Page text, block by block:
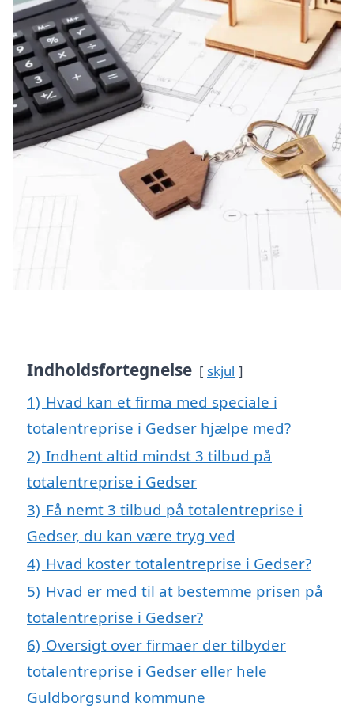
Indholdsfortegnelse skjul
1) Hvad kan et firma med speciale i
totalentreprise i Gedser hjælpe med?
2) Indhent altid mindst 3 tilbud på
totalentreprise i Gedser
3) Få nemt 3 tilbud på totalentreprise i
Gedser, du kan være tryg ved
4) Hvad koster totalentreprise i Gedser?
5) Hvad er med til at bestemme prisen på
totalentreprise i Gedser?
6) Oversigt over firmaer der tilbyder
totalentreprise i Gedser eller hele
Guldborgsund kommune